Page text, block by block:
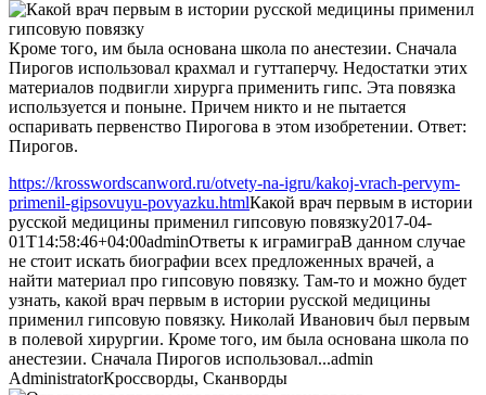
Кроме того, им была основана школа по анестезии. Сначала
Пирогов использовал крахмал и гуттаперчу. Недостатки этих
материалов подвигли хирурга применить гипс. Эта повязка
используется и поныне. Причем никто и не пытается
оспаривать первенство Пирогова в этом изобретении. Ответ:
Пирогов.
https://krosswordscanword.ru/otvety-na-igru/kakoj-vrach-pervym-
primenil-gipsovuyu-povyazku.htmlКакой врач первым в истории
русской медицины применил гипсовую повязку2017-04-
01T14:58:46+04:00adminОтветы к играмиграВ данном случае
не стоит искать биографии всех предложенных врачей, а
найти материал про гипсовую повязку. Там-то и можно будет
узнать, какой врач первым в истории русской медицины
применил гипсовую повязку. Николай Иванович был первым
в полевой хирургии. Кроме того, им была основана школа по
анестезии. Сначала Пирогов использовал...admin
AdministratorКроссворды, Сканворды